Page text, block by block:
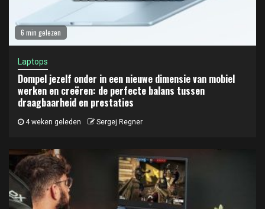
6 min gelezen
Laptops
Dompel jezelf onder in een nieuwe dimensie van mobiel
werken en creëren: de perfecte balans tussen
draagbaarheid en prestaties
4 weken geleden Sergej Regner